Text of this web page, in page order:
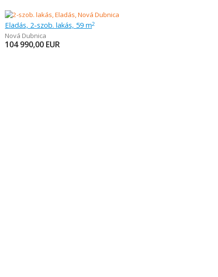
Eladás, 2-szob. lakás, 59 m2
Nová Dubnica
104 990,00 EUR